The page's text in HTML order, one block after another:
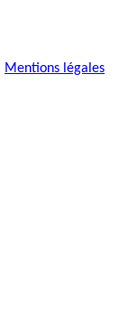
Mentions légales